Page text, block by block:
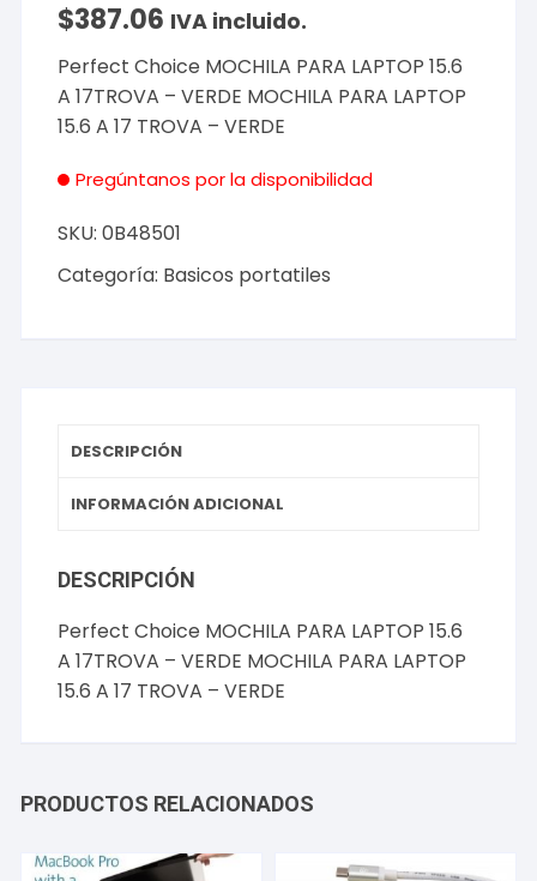
$387.06 IVA incluido.
Perfect Choice MOCHILA PARA LAPTOP 15.6
A 17TROVA – VERDE MOCHILA PARA LAPTOP
15.6 A 17 TROVA – VERDE
Pregúntanos por la disponibilidad
SKU:0B48501
Categoría: Basicos portatiles
DESCRIPCIÓN
INFORMACIÓN ADICIONAL
DESCRIPCIÓN
Perfect Choice MOCHILA PARA LAPTOP 15.6
A 17TROVA – VERDE MOCHILA PARA LAPTOP
15.6 A 17 TROVA – VERDE
PRODUCTOS RELACIONADOS